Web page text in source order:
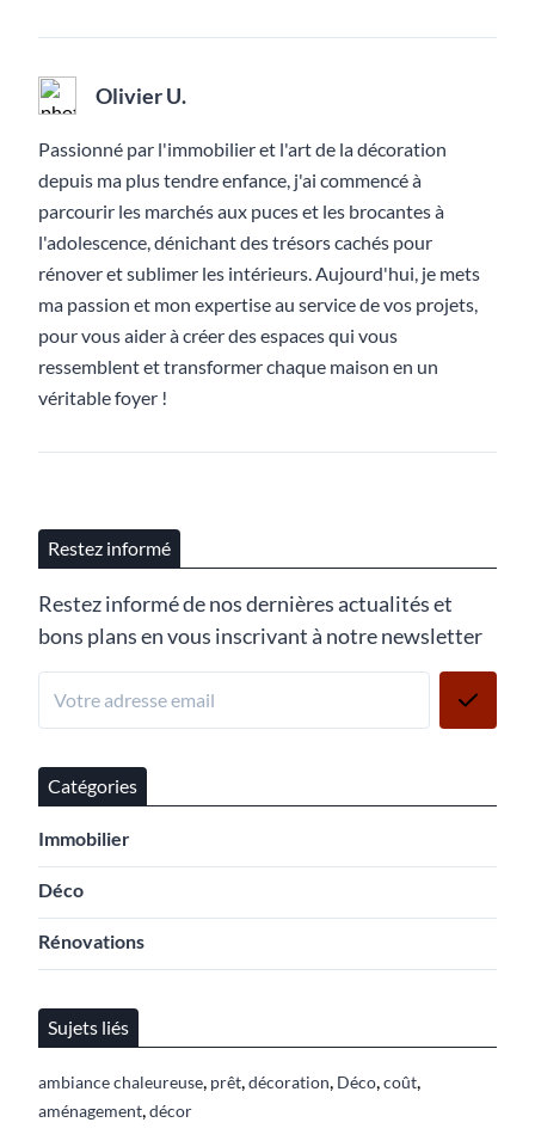
Olivier U.
Passionné par l'immobilier et l'art de la décoration
depuis ma plus tendre enfance, j'ai commencé à
parcourir les marchés aux puces et les brocantes à
l'adolescence, dénichant des trésors cachés pour
rénover et sublimer les intérieurs. Aujourd'hui, je mets
ma passion et mon expertise au service de vos projets,
pour vous aider à créer des espaces qui vous
ressemblent et transformer chaque maison en un
véritable foyer !
Restez informé
Restez informé de nos dernières actualités et
bons plans en vous inscrivant à notre newsletter
Catégories
Immobilier
Déco
Rénovations
Sujets liés
ambiance chaleureuse prêt décoration Déco coût
aménagement décor